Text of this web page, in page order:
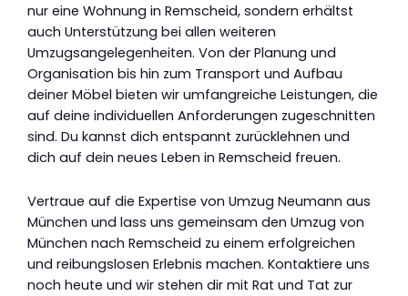
nur eine Wohnung in Remscheid, sondern erhältst
auch Unterstützung bei allen weiteren
Umzugsangelegenheiten. Von der Planung und
Organisation bis hin zum Transport und Aufbau
deiner Möbel bieten wir umfangreiche Leistungen, die
auf deine individuellen Anforderungen zugeschnitten
sind. Du kannst dich entspannt zurücklehnen und
dich auf dein neues Leben in Remscheid freuen.
Vertraue auf die Expertise von Umzug Neumann aus
München und lass uns gemeinsam den Umzug von
München nach Remscheid zu einem erfolgreichen
und reibungslosen Erlebnis machen. Kontaktiere uns
noch heute und wir stehen dir mit Rat und Tat zur